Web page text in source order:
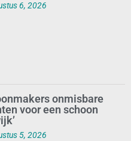
6, 2026
onmisbare
voor een schoon
5, 2026